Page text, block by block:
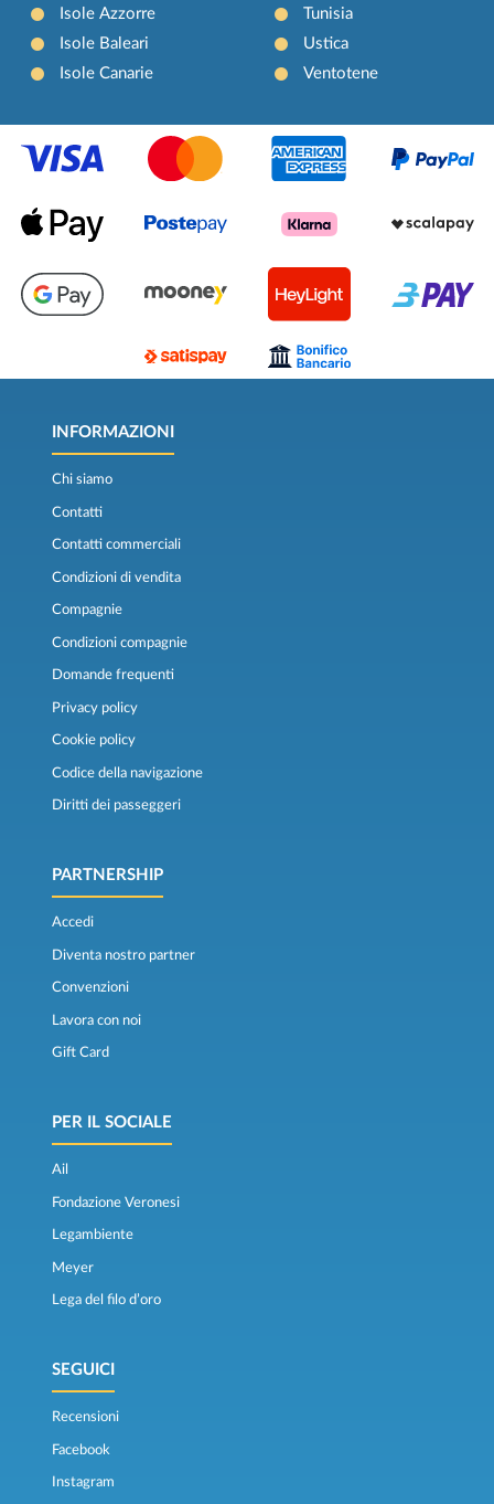
Isole Azzorre
Isole Baleari
Isole Canarie
Tunisia
Ustica
Ventotene
INFORMAZIONI
Chi siamo
Contatti
Contatti commerciali
Condizioni di vendita
Compagnie
Condizioni compagnie
Domande frequenti
Privacy policy
Cookie policy
Codice della navigazione
Diritti dei passeggeri
PARTNERSHIP
Accedi
Diventa nostro partner
Convenzioni
Lavora con noi
Gift Card
PER IL SOCIALE
Ail
Fondazione Veronesi
Legambiente
Meyer
Lega del filo d’oro
SEGUICI
Recensioni
Facebook
Instagram